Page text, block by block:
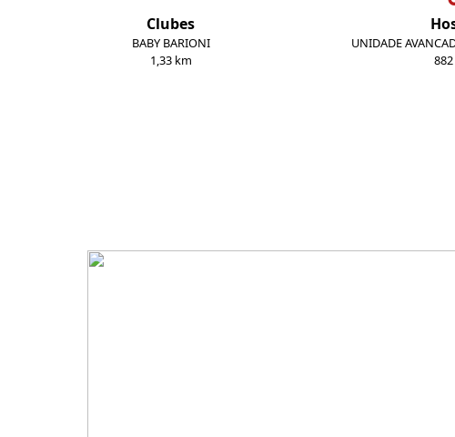
Clubes
BABY BARIONI
1,33 km
UNIDADE